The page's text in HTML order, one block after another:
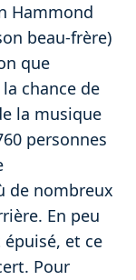
Hammond
beau-frère)
que
chance de
la musique
personnes
de nombreux
En peu
et ce
Pour